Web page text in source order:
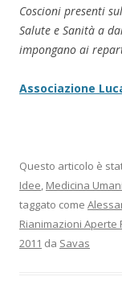
Coscioni presenti
Salute e Sanità a
impongano ai
Associazione
Questo articolo è
Idee, Medicina
taggato come
Rianimazioni Aperte
2011 da Savas